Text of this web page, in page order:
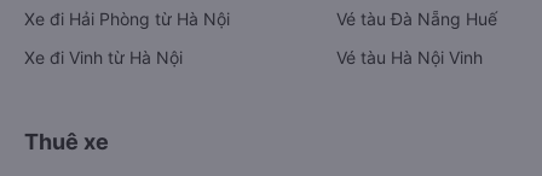
Xe đi Hải Phòng từ Hà Nội
Xe đi Vinh từ Hà Nội
Vé tàu Đà Nẵng Huế
Vé tàu Hà Nội Vinh
Thuê xe